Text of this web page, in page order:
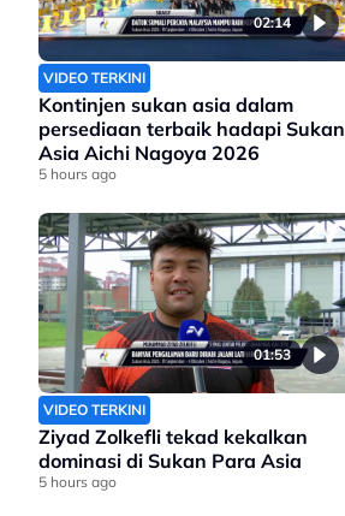
02:14
VIDEO TERKINI
Kontinjen sukan asia dalam
persediaan terbaik hadapi Sukan
Asia Aichi Nagoya 2026
5 hours ago
01:53
VIDEO TERKINI
Ziyad Zolkefli tekad kekalkan
dominasi di Sukan Para Asia
5 hours ago